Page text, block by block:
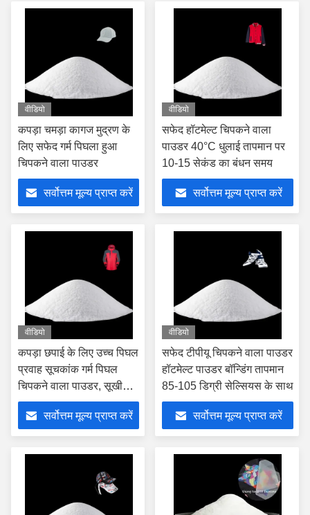
वीडियो
कपड़ा चमड़ा कागज मुद्रण के
लिए सफेद गर्म पिघला हुआ
चिपकने वाला पाउडर
सर्वोत्तम मूल्य प्राप्त करें
वीडियो
सफेद हॉटमेल्ट चिपकने वाला
पाउडर 40°C धुलाई तापमान पर
10-15 सेकंड का बंधन समय
सर्वोत्तम मूल्य प्राप्त करें
वीडियो
कपड़ा छपाई के लिए उच्च पिघल
प्रवाह सूचकांक गर्म पिघल
चिपकने वाला पाउडर, सूखी
सफाई की आवश्यकता नहीं है
सर्वोत्तम मूल्य प्राप्त करें
वीडियो
सफेद टीपीयू चिपकने वाला पाउडर
हॉटमेल्ट पाउडर बॉन्डिंग तापमान
85-105 डिग्री सेल्सियस के साथ
सर्वोत्तम मूल्य प्राप्त करें